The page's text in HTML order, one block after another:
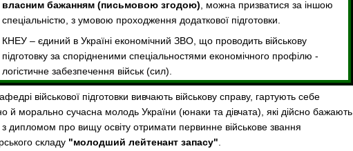
власним бажанням (письмовою згодою) , можна призватися за іншою
спеціальністю, з умовою проходження додаткової підготовки.
КНЕУ – єдиний в Україні економічний ЗВО, що проводить військову
підготовку за спорідненими спеціальностями економічного профілю -
логістичне забезпечення військ (сил).
військової підготовки вивчають військову справу, гартують себе
й морально сучасна молодь України (юнаки та дівчата), які дійсно бажають
дипломом про вищу освіту отримати первинне військове звання
складу "молодший лейтенант запасу"